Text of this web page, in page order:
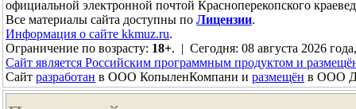
официальной электронной почтой Красноперекопского
Все материалы сайта доступны по Лицензии.
Информация о сайте kkmuz.ru.
Ограничение по возрасту: 18+. | Сегодня: 08 августа 2026
Сайт является Российским программным продуктом и
Сайт разработан в ООО КопыленКомпани и размещён в ООО